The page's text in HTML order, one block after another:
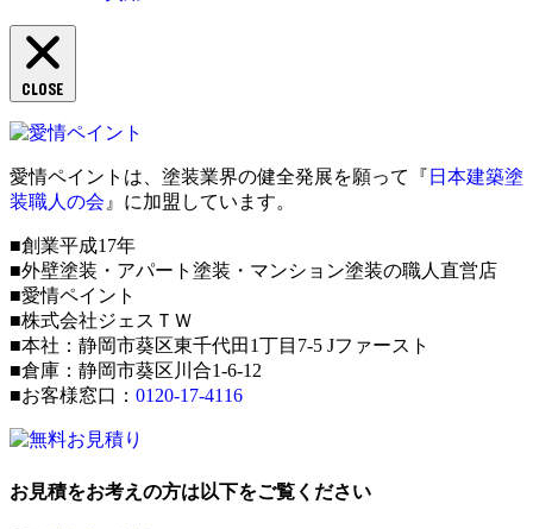
CLOSE
愛情ペイントは、塗装業界の健全発展を願って『 日本建築塗
装職人の会 』に加盟しています。
■創業平成17年
■外壁塗装・アパート塗装・マンション塗装の職人直営店
■愛情ペイント
■株式会社ジェスＴＷ
■本社：静岡市葵区東千代田1丁目7-5 Jファースト
■倉庫：静岡市葵区川合1-6-12
■お客様窓口： 0120-17-4116
お見積をお考えの方は以下をご覧ください